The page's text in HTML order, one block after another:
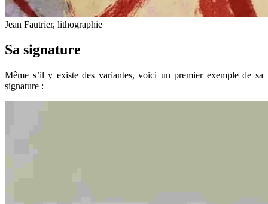
Jean Fautrier, lithographie
Sa signature
Même s’il y existe des variantes, voici un premier exemple de sa
signature :